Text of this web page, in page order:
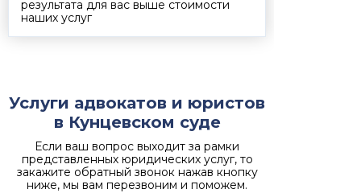
результата для вас выше стоимости
наших услуг
Услуги адвокатов и юристов
в Кунцевском суде
Если ваш вопрос выходит за рамки
представленных юридических услуг, то
закажите обратный звонок нажав кнопку
ниже, мы вам перезвоним и поможем.